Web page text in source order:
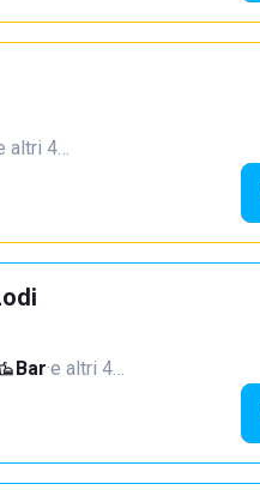
altri 4…
Bar·e altri 4…